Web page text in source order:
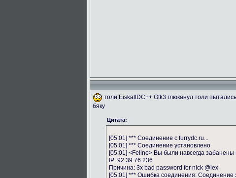
толи EiskaltDC++ Gtk3 глюканул толи
бяку
Цитата:
[05:01] *** Соединение с furrydc.ru...
[05:01] *** Соединение установлено
[05:01] <Feline> Вы были навсегда забанены
IP: 92.39.76.236
Причина: 3x bad password for nick @lex
[05:01] *** Ошибка соединения: Соединение